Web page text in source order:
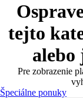
tejto
alebo
Pre zobrazenie
Špeciálne ponuky